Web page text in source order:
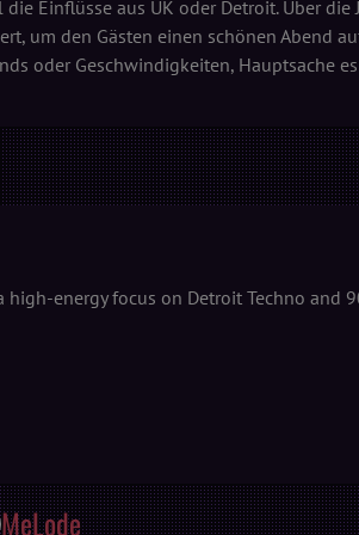
die Einflüsse aus UK oder Detroit. Über
um den Gästen einen schönen Abend
oder Geschwindigkeiten, Hauptsache
energy focus on Detroit Techno and
MeLode